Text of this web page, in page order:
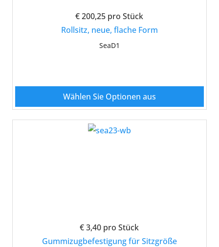
€ 200,25 pro Stück
Rollsitz, neue, flache Form
SeaD1
Wählen Sie Optionen aus
€ 3,40 pro Stück
Gummizugbefestigung für Sitzgröße